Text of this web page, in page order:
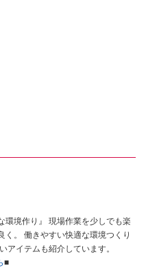
業を少しでも楽
く。 働きやすい快適な環境つくり
アイテムも紹介しています。
■